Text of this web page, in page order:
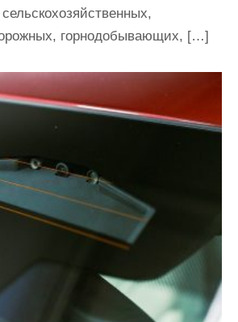
горнодобывающих, […]